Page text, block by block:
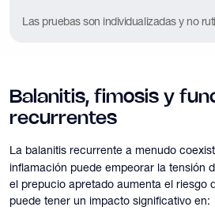
Las pruebas son individualizadas y no
Balanitis, fimosis y
recurrentes
La balanitis recurrente a menudo
inflamación puede empeorar la tensión
el prepucio apretado aumenta el riesgo
puede tener un impacto significativo en: